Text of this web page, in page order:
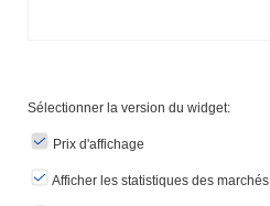
Sélectionner la version du widget:
Prix ​​d'affichage
Afficher les statistiques des marchés